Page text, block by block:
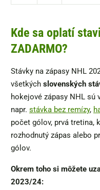
Kde sa oplatí
ZADARMO?
Stávky na zápasy NHL
všetkých slovenských
hokejové zápasy NHL sú
napr. stávka bez remízy,
počet gólov, prvá tretina,
rozhodnutý zápas alebo
gólov.
Okrem toho si môžete
2023/24: